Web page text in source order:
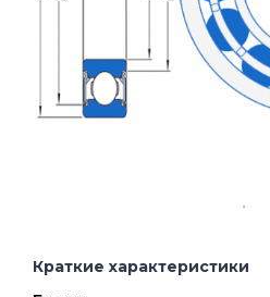
Краткие характеристики